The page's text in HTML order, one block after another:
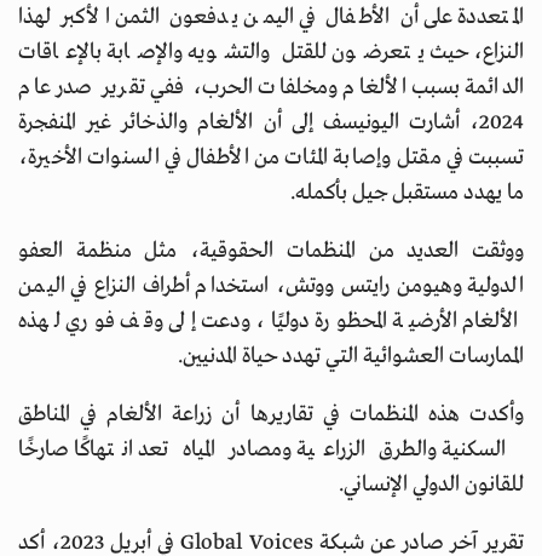
المتعددة على أن الأطفال في اليمن يدفعون الثمن الأكبر لهذا
النزاع، حيث يتعرضون للقتل والتشويه والإصابة بالإعاقات
الدائمة بسبب الألغام ومخلفات الحرب، ففي تقرير صدر عام
2024، أشارت اليونيسف إلى أن الألغام والذخائر غير المنفجرة
تسببت في مقتل وإصابة المئات من الأطفال في السنوات الأخيرة،
ما يهدد مستقبل جيل بأكمله.
ووثقت العديد من المنظمات الحقوقية، مثل منظمة العفو
الدولية وهيومن رايتس ووتش، استخدام أطراف النزاع في اليمن
الألغام الأرضية المحظورة دوليًا، ودعت إلى وقف فوري لهذه
الممارسات العشوائية التي تهدد حياة المدنيين.
وأكدت هذه المنظمات في تقاريرها أن زراعة الألغام في المناطق
السكنية والطرق الزراعية ومصادر المياه تعد انتهاكًا صارخًا
للقانون الدولي الإنساني.
تقرير آخر صادر عن شبكة Global Voices في أبريل 2023، أكد